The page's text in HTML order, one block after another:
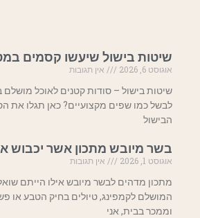
שיטות בישול שיעשו קסמים
אוגוסט 6, 2026
אין תגובות
שיטות בישול – סודות קטנים לאוכל
לבשל כמו שפים מקצועיים? כאן תגלו את
הבישול
בשר מיובש מתכון אשר יכבוש
אוגוסט 1, 2026
אין תגובות
מתכון מדהים לבשר מיובש אילו הייתם
המושלם לקמפינג, טיולים בחיק הטבע או
וממכר בבית, אני